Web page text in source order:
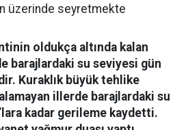
üzerinde seyretmekte
oldukça altında kalan
barajlardaki su seviyesi gün
Kuraklık büyük tehlike
illerde barajlardaki su
kadar gerileme kaydetti.